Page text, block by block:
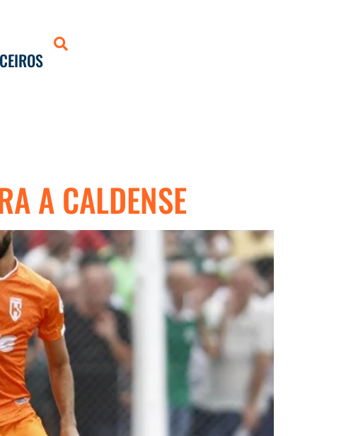
A CALDENSE